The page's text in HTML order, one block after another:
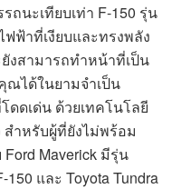
นะเทียบเท่า F-150 รุ่น
ฟ้าที่เงียบและทรงพลัง
งสามารถทำหน้าที่เป็น
ณได้ในยามจำเป็น
ดดเด่น ด้วยเทคโนโลยี
ำหรับผู้ที่ยังไม่พร้อม
Maverick มีรุ่น
และ Toyota Tundra